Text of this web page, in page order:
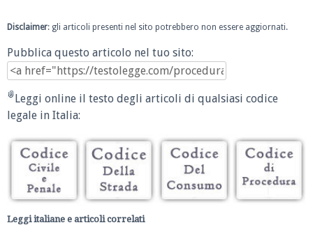
Disclaimer: gli articoli presenti nel sito potrebbero non essere aggiornati.
Pubblica questo articolo nel tuo sito:
Leggi online il testo degli articoli di qualsiasi codice
legale in Italia:
Leggi italiane e articoli correlati